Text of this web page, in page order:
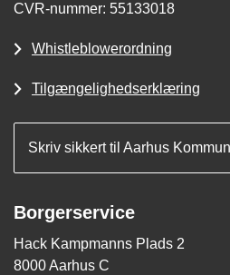
CVR-nummer: 55133018
Whistleblowerordning
Tilgængelighedserklæring
Skriv sikkert til Aarhus
Borgerservice
Hack Kampmanns Plads 2
8000 Aarhus C